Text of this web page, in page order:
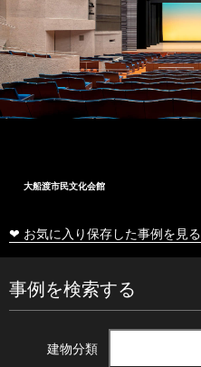
大船渡市民文化会館
❤ お気に入り保存した事例を見る
事例を検索する
建物分類